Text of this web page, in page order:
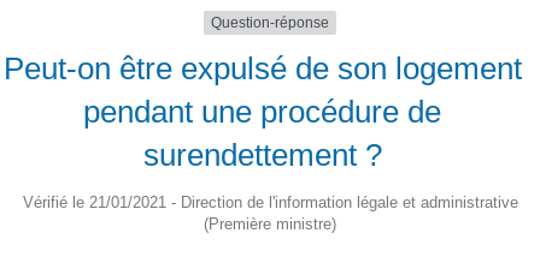
Question-réponse
Peut-on être expulsé de son logement
pendant une procédure de
surendettement ?
Vérifié le 21/01/2021 - Direction de l'information légale et administrative
(Première ministre)